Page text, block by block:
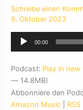
Schreibe einen
9. Oktober 2023
Audio-
00:00
Podcast: Play in
— 14.8MB)
Abbonniere den
Amazon Music
RSS